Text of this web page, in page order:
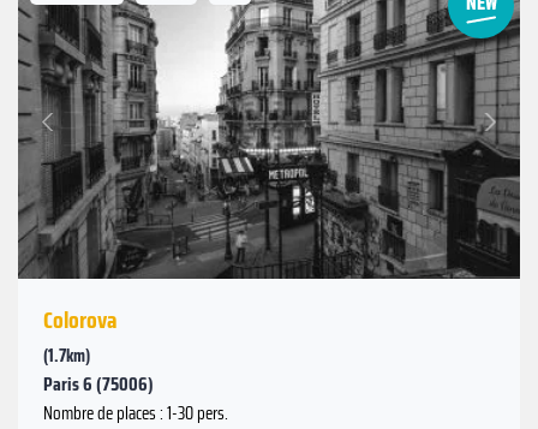
Précédent
Suivant
Colorova
(1.7km)
Paris 6 (75006)
Nombre de places : 1-30 pers.